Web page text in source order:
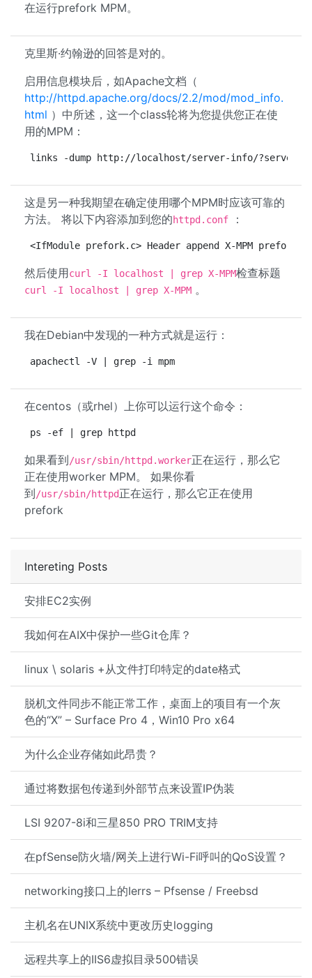
Intereting Posts
安排EC2实例
我如何在AIX中保护一些Git仓库？
linux \ solaris +从文件打印特定的date格式
脱机文件同步不能正常工作，桌面上的项目有一个灰
色的“X” – Surface Pro 4，Win10 Pro x64
为什么企业存储如此昂贵？
通过将数据包传递到外部节点来设置IP伪装
LSI 9207-8i和三星850 PRO TRIM支持
在pfSense防火墙/网关上进行Wi-Fi呼叫的QoS设置？
networking接口上的Ierrs – Pfsense / Freebsd
主机名在UNIX系统中更改历史logging
远程共享上的IIS6虚拟目录500错误
在运行prefork MPM。
克里斯·约翰逊的回答是对的。
启用信息模块后，如Apache文档（
http://httpd.apache.org/docs/2.2/mod/mod_info.
html ）中所述，这一个class轮将为您提供您正在使
用的MPM：
links -dump http://localhost/server-info/?server |
这是另一种我期望在确定使用哪个MPM时应该可靠的
方法。 将以下内容添加到您的httpd.conf ：
<IfModule prefork.c> Header append X-MPM prefork
然后使用curl -I localhost | grep X-MPM检查标题
curl -I localhost | grep X-MPM 。
我在Debian中发现的一种方式就是运行：
apachectl -V | grep -i mpm
在centos（或rhel）上你可以运行这个命令：
ps -ef | grep httpd
如果看到/usr/sbin/httpd.worker正在运行，那么它
正在使用worker MPM。 如果你看
到/usr/sbin/httpd正在运行，那么它正在使用
prefork